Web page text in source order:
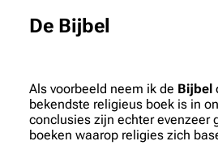
De Bijbel
Als voorbeeld neem ik de Bijbel
bekendste religieus boek is in
conclusies zijn echter evenzeer
boeken waarop religies zich